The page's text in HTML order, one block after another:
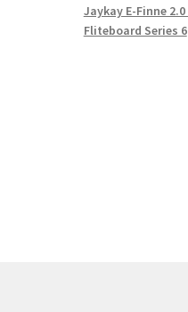
Jaykay E-Finne
Fliteboard Series 6